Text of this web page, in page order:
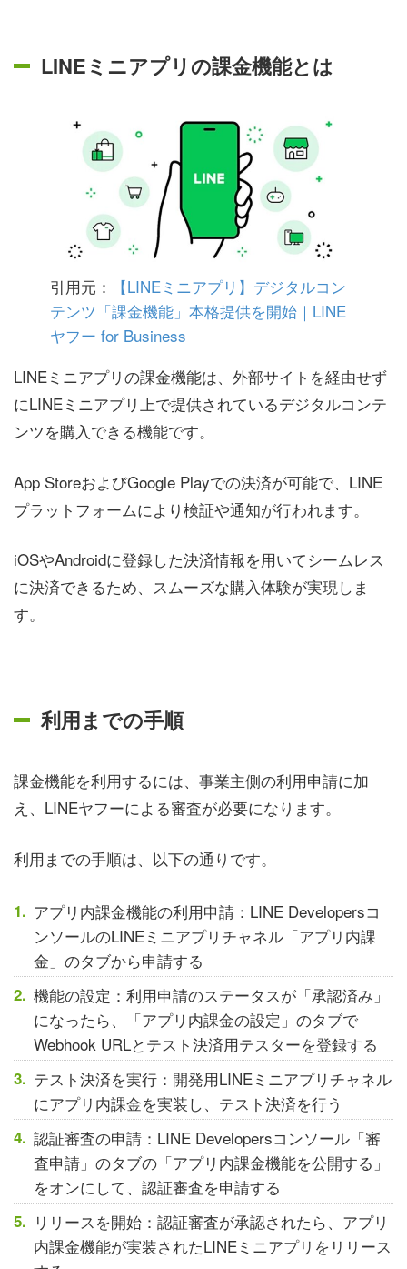
LINEミニアプリの課金機能とは
引用元：
【LINEミニアプリ】デジタルコン
テンツ「課金機能」本格提供を開始｜LINE
ヤフー for Business
LINEミニアプリの課金機能は、外部サイトを経由せず
にLINEミニアプリ上で提供されているデジタルコンテ
ンツを購入できる機能です。
App StoreおよびGoogle Playでの決済が可能で、LINE
プラットフォームにより検証や通知が行われます。
iOSやAndroidに登録した決済情報を用いてシームレス
に決済できるため、スムーズな購入体験が実現しま
す。
利用までの手順
課金機能を利用するには、事業主側の利用申請に加
え、LINEヤフーによる審査が必要になります。
利用までの手順は、以下の通りです。
アプリ内課金機能の利用申請：LINE Developersコ
ンソールのLINEミニアプリチャネル「アプリ内課
金」のタブから申請する
機能の設定：利用申請のステータスが「承認済み」
になったら、「アプリ内課金の設定」のタブで
Webhook URLとテスト決済用テスターを登録する
テスト決済を実行：開発用LINEミニアプリチャネル
にアプリ内課金を実装し、テスト決済を行う
認証審査の申請：LINE Developersコンソール「審
査申請」のタブの「アプリ内課金機能を公開する」
をオンにして、認証審査を申請する
リリースを開始：認証審査が承認されたら、アプリ
内課金機能が実装されたLINEミニアプリをリリース